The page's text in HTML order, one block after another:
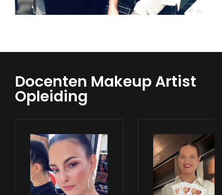
Docenten Makeup Artist
Opleiding